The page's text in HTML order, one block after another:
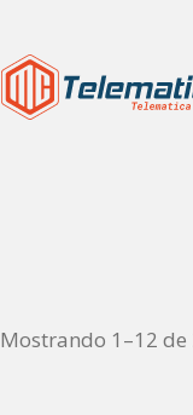
Mostrando 1–12